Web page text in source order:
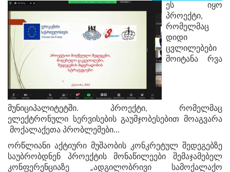
ეს იყო
პროექტი,
რომელმაც
დიდი
ცვლილებები
მოიტანა რვა
მუნიციპალიტეტში. პროექტი, რომელმაც
ელექტრონული სერვისების გაუმჯობესებით მოაგვარა
მოქალაქეთა პრობლემები...
ორწლიანი აქტიური მუშაობის კონკრეტულ შედეგებზე
საუბრობდნენ პროექტის მონაწილეები შემაჯამებელ
კონფერენციაზე „ადგილობრივი სამოქალაქო